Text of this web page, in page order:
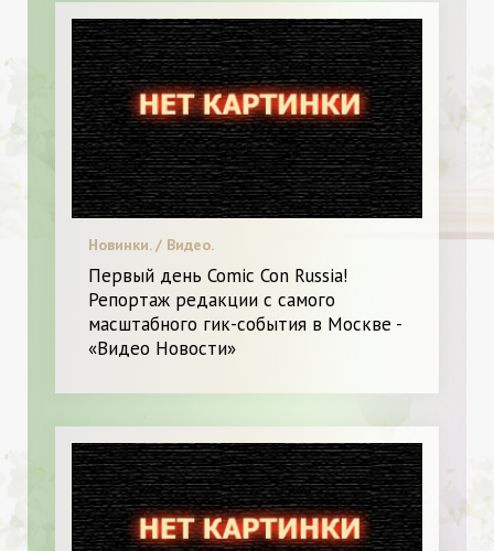
Новинки. / Видео.
Первый день Comic Con Russia!
Репортаж редакции с самого
масштабного гик-события в Москве -
«Видео Новости»